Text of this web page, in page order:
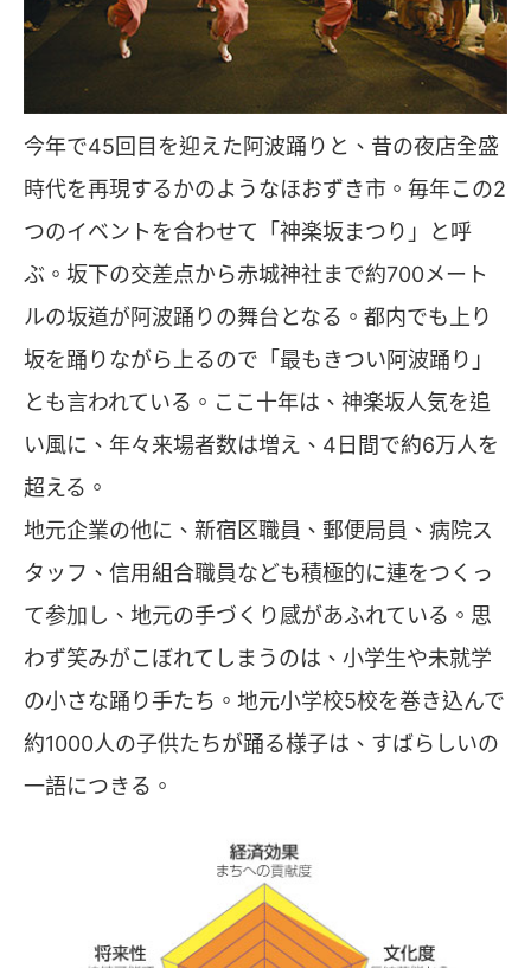
今年で45回目を迎えた阿波踊りと、昔の夜店全盛
時代を再現するかのようなほおずき市。毎年この2
つのイベントを合わせて「神楽坂まつり」と呼
ぶ。坂下の交差点から赤城神社まで約700メート
ルの坂道が阿波踊りの舞台となる。都内でも上り
坂を踊りながら上るので「最もきつい阿波踊り」
とも言われている。ここ十年は、神楽坂人気を追
い風に、年々来場者数は増え、4日間で約6万人を
超える。
地元企業の他に、新宿区職員、郵便局員、病院ス
タッフ、信用組合職員なども積極的に連をつくっ
て参加し、地元の手づくり感があふれている。思
わず笑みがこぼれてしまうのは、小学生や未就学
の小さな踊り手たち。地元小学校5校を巻き込んで
約1000人の子供たちが踊る様子は、すばらしいの
一語につきる。